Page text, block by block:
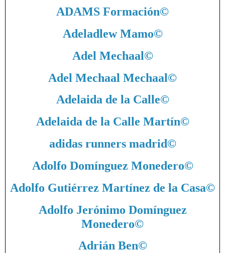
ADAMS Formación©
Adeladlew Mamo©
Adel Mechaal©
Adel Mechaal Mechaal©
Adelaida de la Calle©
Adelaida de la Calle Martín©
adidas runners madrid©
Adolfo Domínguez Monedero©
Adolfo Gutiérrez Martínez de la Casa©
Adolfo Jerónimo Domínguez
Monedero©
Adrián Ben©